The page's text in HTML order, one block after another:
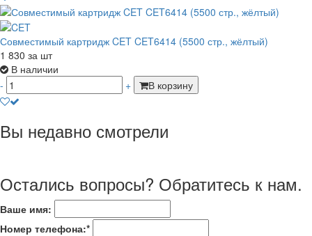
Совместимый картридж CET CET6414 (5500 стр., жёлтый)
1 830 за шт
В наличии
-
+ В корзину
Вы недавно смотрели
Остались вопросы? Обратитесь к нам.
Ваше имя:
Номер телефона:*